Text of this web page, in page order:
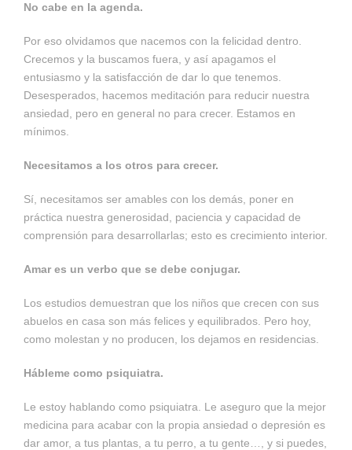
No cabe en la agenda.
Por eso olvidamos que nacemos con la felicidad dentro.
Crecemos y la buscamos fuera, y así apagamos el
entusiasmo y la satisfacción de dar lo que tenemos.
Desesperados, hacemos meditación para reducir nuestra
ansiedad, pero en general no para crecer. Estamos en
mínimos.
Necesitamos a los otros para crecer.
Sí, necesitamos ser amables con los demás, poner en
práctica nuestra generosidad, paciencia y capacidad de
comprensión para desarrollarlas; esto es crecimiento interior.
Amar es un verbo que se debe conjugar.
Los estudios demuestran que los niños que crecen con sus
abuelos en casa son más felices y equilibrados. Pero hoy,
como molestan y no producen, los dejamos en residencias.
Hábleme como psiquiatra.
Le estoy hablando como psiquiatra. Le aseguro que la mejor
medicina para acabar con la propia ansiedad o depresión es
dar amor, a tus plantas, a tu perro, a tu gente…, y si puedes,